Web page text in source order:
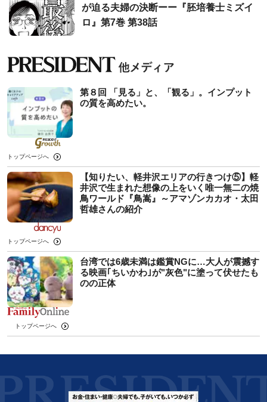
が迫る夫婦の決断ーー『胚培養士ミズイ
ロ』第7巻 第38話
第８回 「見る」と、「観る」。インプット
の質を高めたい。
トップページへ
【知りたい、軽井沢エリアの行きつけ⑤】軽
井沢で生まれた想像の上をいく唯一無二の焼
鳥ワールド『鳥嵩』～アマゾンカカオ・太田
哲雄さんの紹介
トップページへ
台湾では6歳未満は鑑賞NGに…大人が震撼す
る映画｢ちいかわ｣が"灰色"に塗って伏せたも
のの正体
トップページへ